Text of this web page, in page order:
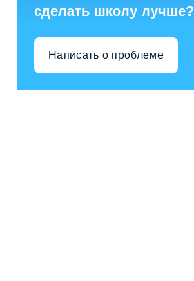
сделать школу лучше?
Написать о проблеме